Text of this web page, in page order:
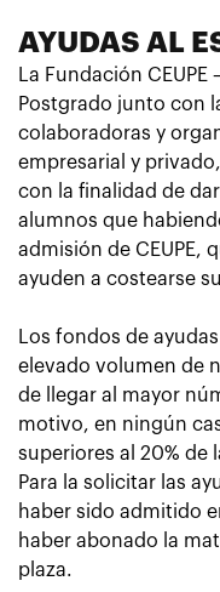
AYUDAS AL
La Fundación
Postgrado junto con
colaboradoras y
empresarial y
con la finalidad de
alumnos que
admisión de CEUPE,
ayuden a costearse
Los fondos de
elevado volumen de
de llegar al mayor
motivo, en ningún
superiores al 20% de
Para la solicitar las
haber sido admitido
haber abonado la
plaza.